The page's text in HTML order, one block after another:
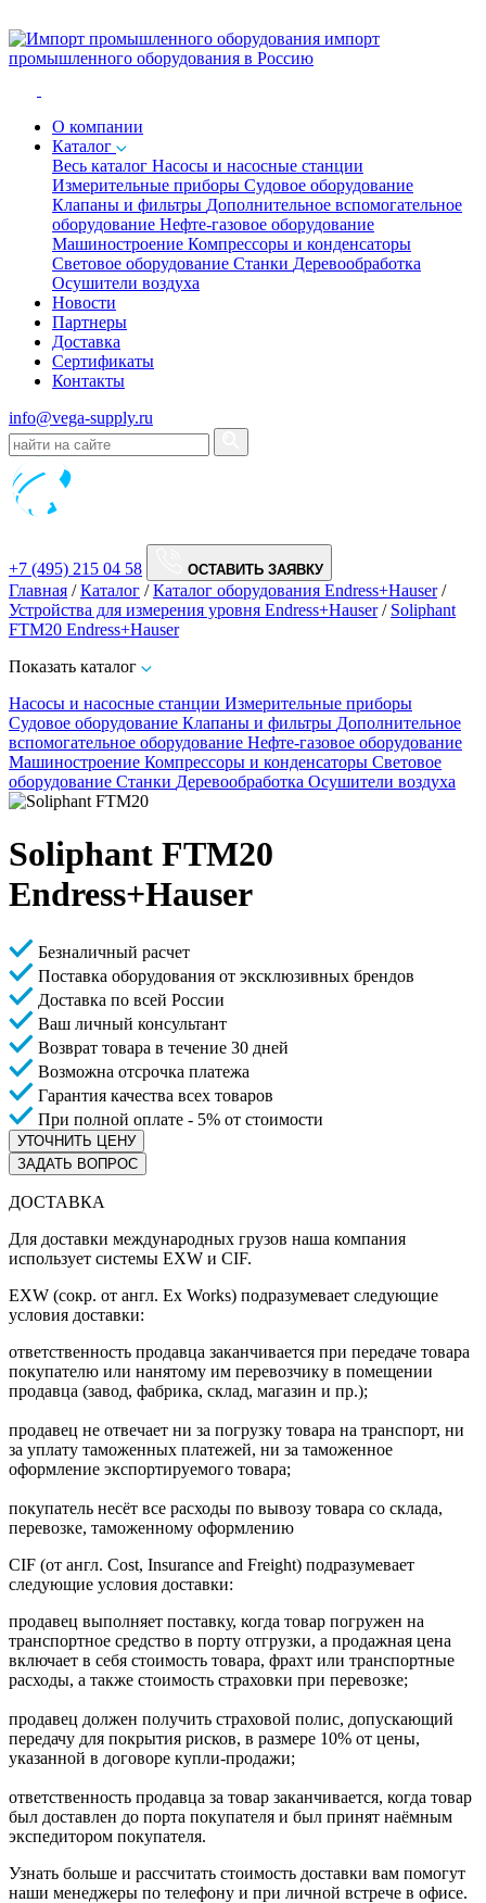
импорт
промышленного оборудования в Россию
O компании
Каталог
Весь каталог Насосы и насосные станции
Измерительные приборы Судовое оборудование
Клапаны и фильтры Дополнительное вспомогательное
оборудование Нефте-газовое оборудование
Машиностроение Компрессоры и конденсаторы
Световое оборудование Станки Деревообработка
Осушители воздуха
Новости
Партнеры
Доставка
Сертификаты
Контакты
info@vega-supply.ru
+7 (495) 215 04 58 ОСТАВИТЬ ЗАЯВКУ
Главная /Каталог /Каталог оборудования Endress+Hauser/
Устройства для измерения уровня Endress+Hauser/ Soliphant
FTM20 Endress+Hauser
Показать каталог
Насосы и насосные станции Измерительные приборы
Судовое оборудование Клапаны и фильтры Дополнительное
вспомогательное оборудование Нефте-газовое оборудование
Машиностроение Компрессоры и конденсаторы Световое
оборудование Станки Деревообработка Осушители воздуха
Soliphant FTM20
Endress+Hauser
Безналичный расчет
Поставка оборудования от эксклюзивных брендов
Доставка по всей России
Ваш личный консультант
Возврат товара в течение 30 дней
Возможна отсрочка платежа
Гарантия качества всех товаров
При полной оплате - 5% от стоимости
УТОЧНИТЬ ЦЕНУ
ЗАДАТЬ ВОПРОС
ДОСТАВКА
Для доставки международных грузов наша компания
использует системы EXW и CIF.
EXW (сокр. от англ. Ex Works) подразумевает следующие
условия доставки:
ответственность продавца заканчивается при передаче товара
покупателю или нанятому им перевозчику в помещении
продавца (завод, фабрика, склад, магазин и пр.);
продавец не отвечает ни за погрузку товара на транспорт, ни
за уплату таможенных платежей, ни за таможенное
оформление экспортируемого товара;
покупатель несёт все расходы по вывозу товара со склада,
перевозке, таможенному оформлению
CIF (от англ. Cost, Insurance and Freight) подразумевает
следующие условия доставки:
продавец выполняет поставку, когда товар погружен на
транспортное средство в порту отгрузки, а продажная цена
включает в себя стоимость товара, фрахт или транспортные
расходы, а также стоимость страховки при перевозке;
продавец должен получить страховой полис, допускающий
передачу для покрытия рисков, в размере 10% от цены,
указанной в договоре купли-продажи;
ответственность продавца за товар заканчивается, когда товар
был доставлен до порта покупателя и был принят наёмным
экспедитором покупателя.
Узнать больше и рассчитать стоимость доставки вам помогут
наши менеджеры по телефону и при личной встрече в офисе.